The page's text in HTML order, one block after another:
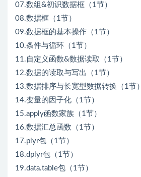
07.数组&初识数据框（1节）
08.数据框（1节）
09.数据框的基本操作（1节）
10.条件与循环（1节）
11.自定义函数&数据读取（1节）
12.数据的读取与写出（1节）
13.数据排序与长宽型数据转换（1节）
14.变量的因子化（1节）
15.apply函数家族（1节）
16.数据汇总函数（1节）
17.plyr包（1节）
18.dplyr包（1节）
19.data.table包（1节）